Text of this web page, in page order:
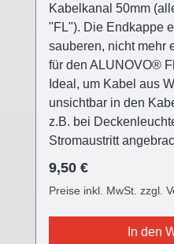
Kabelkanal 50mm
"FL"). Die Endkappe
sauberen, nicht mehr
für den ALUNOVO®
Ideal, um Kabel aus
unsichtbar in den
z.B. bei
Stromaustritt
Endkappe ist in drei
Oberflächen farblich
Kabelkanalvarianten
modernen Akzent.
Regulärer Preis:
9,50 €
Preise inkl. MwSt. zzgl.
In den